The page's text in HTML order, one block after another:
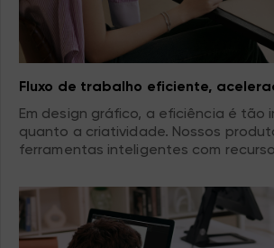
Fluxo de trabalho eficiente,
Em design gráfico, a eficiência é tão
quanto a criatividade. Nossos
ferramentas inteligentes com
gerenciamento multicamadas e
otimizar seu processo de design. A
operação suave permite que você
aspectos criativos, acelere o